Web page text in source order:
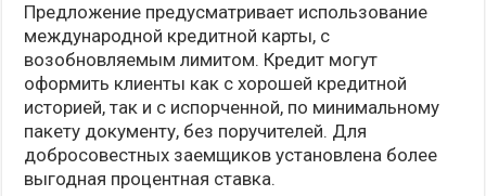
Предложение предусматривает использование
международной кредитной карты, с
возобновляемым лимитом. Кредит могут
оформить клиенты как с хорошей кредитной
историей, так и с испорченной, по минимальному
пакету документу, без поручителей. Для
добросовестных заемщиков установлена более
выгодная процентная ставка.